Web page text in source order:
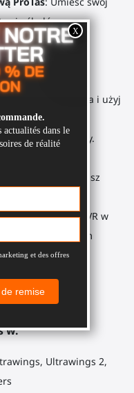
śladów po
aby przywrócić
do ćwiczeń.
kontrolera i użyj
na kontrolery.
podstawy
ściany. Teraz masz
ich uchwytami.
nowego zestawu VR w
całego akcesorium
dla nowych
w:
Ultrawings 2,